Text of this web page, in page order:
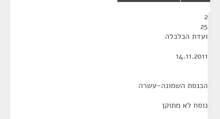
2
25
ועדת הכלכלה
14.11.2011
הכנסת השמונה-עשרה
נוסח לא מתוקן